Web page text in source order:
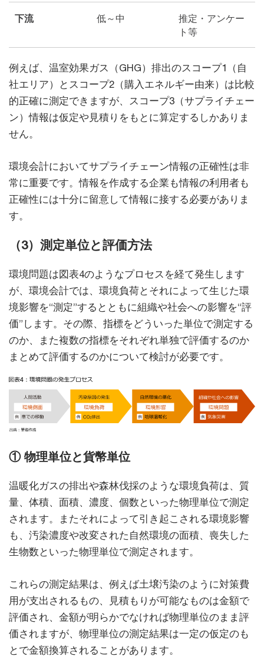
下流 低～中
推定・アンケー
ト等
例えば、温室効果ガス（GHG）排出のスコープ1（自
社エリア）とスコープ2（購入エネルギー由来）は比較
的正確に測定できますが、スコープ3（サプライチェー
ン）情報は仮定や見積りをもとに算定するしかありま
せん。
環境会計においてサプライチェーン情報の正確性は非
常に重要です。情報を作成する企業も情報の利用者も
正確性には十分に留意して情報に接する必要がありま
す。
（3）測定単位と評価方法
環境問題は図表4のようなプロセスを経て発生します
が、環境会計では、環境負荷とそれによって生じた環
境影響を“測定”するとともに組織や社会への影響を“評
価”します。その際、指標をどういった単位で測定する
のか、また複数の指標をそれぞれ単独で評価するのか
まとめて評価するのかについて検討が必要です。
① 物理単位と貨幣単位
温暖化ガスの排出や森林伐採のような環境負荷は、質
量、体積、面積、濃度、個数といった物理単位で測定
されます。またそれによって引き起こされる環境影響
も、汚染濃度や改変された自然環境の面積、喪失した
生物数といった物理単位で測定されます。
これらの測定結果は、例えば土壌汚染のように対策費
用が支出されるもの、見積もりが可能なものは金額で
評価され、金額が明らかでなければ物理単位のまま評
価されますが、物理単位の測定結果は一定の仮定のも
とで金額換算されることがあります。